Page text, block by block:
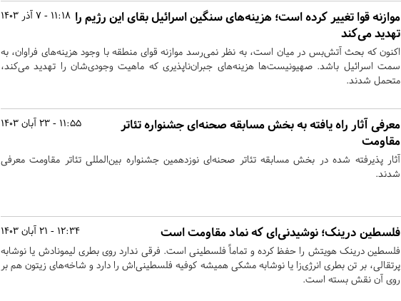
11:18 - 7 آذر 1403 موازنه قوا تغییر کرده است؛ هزینه‌های سنگین اسرائیل بقای این رژیم را
تهدید می‌کند
اکنون که بحث آتش‌بس در میان است، به نظر نمی‌رسد موازنه قوای منطقه با وجود هزینه‌های فراوان، به
سمت اسرائیل باشد. صهیونیست‌ها هزینه‌های جبران‌ناپذیری که ماهیت وجودی‌شان را تهدید می‌کند،
متحمل شدند.
11:55 - 23 آبان 1403
معرفی آثار راه یافته به بخش مسابقه صحنه‌ای جشنواره تئاتر
مقاومت
آثار پذیرفته شده در بخش مسابقه تئاتر صحنه‌ای نوزدهمین جشنواره بین‌المللی تئاتر مقاومت معرفی
شدند.
12:34 - 21 آبان 1403 فلسطین درینک؛ نوشیدنی‌ای که نماد مقاومت است
فلسطین درینک هویتش را حفظ کرده و تماماً فلسطینی است. فرقی ندارد روی بطری لیمونادش یا نوشابه
پرتقالی، بر تن بطری انرژی‌زا یا نوشابه مشکی همیشه کوفیه فلسطینی‌اش را دارد و شاخه‌های زیتون هم بر
روی آن نقش بسته است.